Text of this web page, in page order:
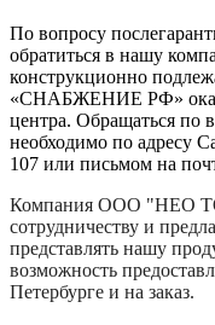
По вопросу
обратиться в нашу
конструкционно
«СНАБЖЕНИЕ РФ»
центра. Обращаться по
необходимо по адресу
107 или письмом на
Компания ООО "НЕО
сотрудничеству и
представлять нашу
возможность
Петербурге и на заказ.